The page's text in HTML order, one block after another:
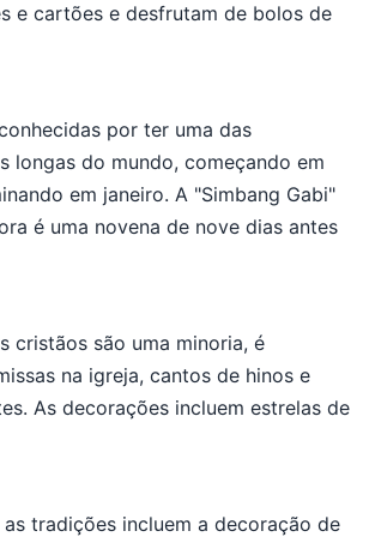
e cartões e desfrutam de bolos de
por ter uma das
longas do mundo, começando em
em janeiro. A "Simbang Gabi"
é uma novena de nove dias antes
cristãos são uma minoria, é
na igreja, cantos de hinos e
As decorações incluem estrelas de
as tradições incluem a decoração de